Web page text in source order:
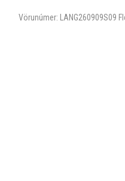
Vörunúmer: LANG260909S09